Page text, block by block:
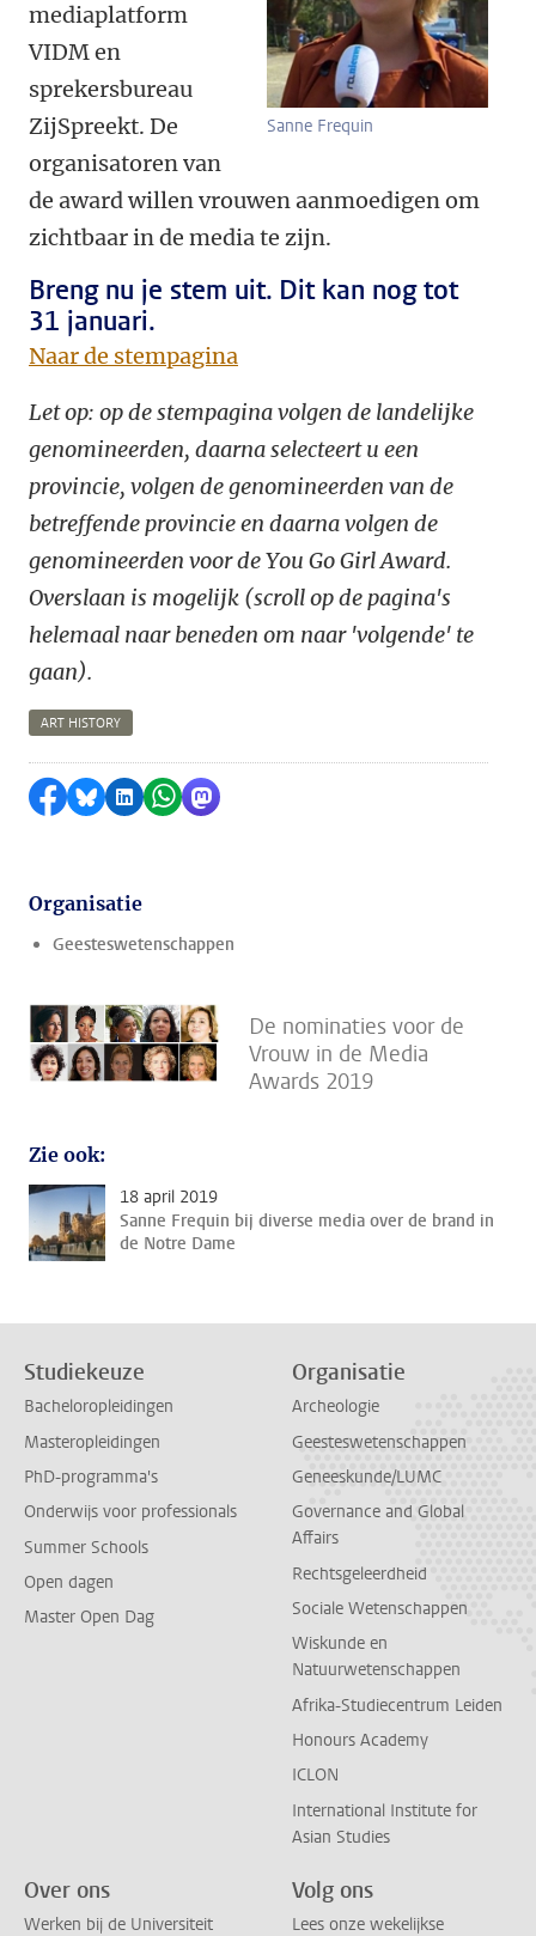
Sanne Frequin
mediaplatform
VIDM en
sprekersbureau
ZijSpreekt. De
organisatoren van
de award willen vrouwen aanmoedigen om
zichtbaar in de media te zijn.
Breng nu je stem uit. Dit kan nog tot
31 januari.
Naar de stempagina
Let op: op de stempagina volgen de landelijke
genomineerden, daarna selecteert u een
provincie, volgen de genomineerden van de
betreffende provincie en daarna volgen de
genomineerden voor de You Go Girl Award.
Overslaan is mogelijk (scroll op de pagina's
helemaal naar beneden om naar 'volgende' te
gaan).
ART HISTORY
Delen op Facebook
Delen via Bluesky
Delen op LinkedIn
Delen via WhatsApp
Delen via Mastodon
Organisatie
Geesteswetenschappen
De nominaties voor de
Vrouw in de Media
Awards 2019
Zie ook:
18 april 2019
Sanne Frequin bij diverse media over de brand in
de Notre Dame
Studiekeuze
Bacheloropleidingen
Masteropleidingen
PhD-programma's
Onderwijs voor professionals
Summer Schools
Open dagen
Master Open Dag
Organisatie
Archeologie
Geesteswetenschappen
Geneeskunde/LUMC
Governance and Global
Affairs
Rechtsgeleerdheid
Sociale Wetenschappen
Wiskunde en
Natuurwetenschappen
Afrika-Studiecentrum Leiden
Honours Academy
ICLON
International Institute for
Asian Studies
Over ons
Werken bij de Universiteit
Volg ons
Lees onze wekelijkse